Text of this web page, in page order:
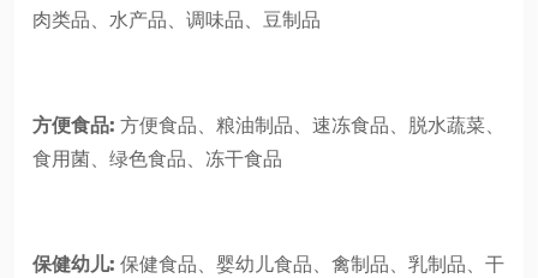
肉类品、水产品、调味品、豆制品
方便食品: 方便食品、粮油制品、速冻食品、脱水蔬菜、
食用菌、绿色食品、冻干食品
保健幼儿: 保健食品、婴幼儿食品、禽制品、乳制品、干